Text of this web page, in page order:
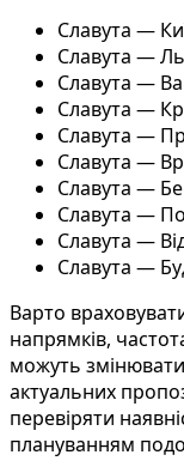
Славута —
Славута —
Славута —
Славута —
Славута —
Славута —
Славута —
Славута —
Славута —
Славута —
Варто
напрямків,
можуть
актуальних
перевіряти
плануванням